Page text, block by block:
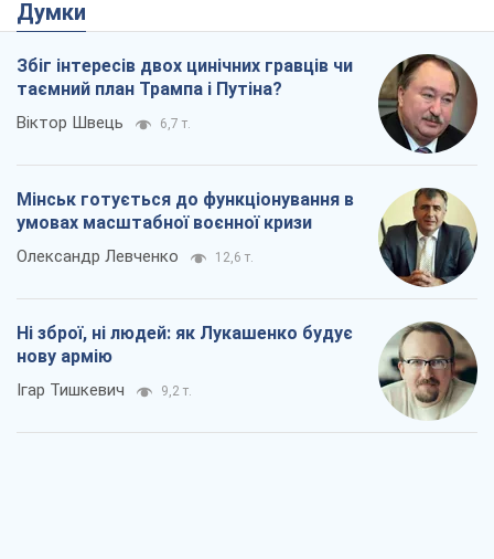
Думки
Збіг інтересів двох цинічних гравців чи
таємний план Трампа і Путіна?
Віктор Швець 6,7 т.
Мінськ готується до функціонування в
умовах масштабної воєнної кризи
Олександр Левченко 12,6 т.
Ні зброї, ні людей: як Лукашенко будує
нову армію
Ігар Тишкевич 9,2 т.